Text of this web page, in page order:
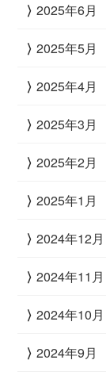
2025年6月
2025年5月
2025年4月
2025年3月
2025年2月
2025年1月
2024年12月
2024年11月
2024年10月
2024年9月